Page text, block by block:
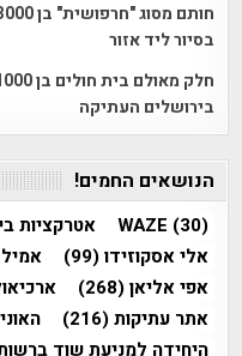
בסיור ליד אזור
בירושלים העתיקה
הנושאים החמים!
WAZE (30) אטרקציות
אלי אסקוזידו(99)
אפי אליאן(268)
אתר עתיקות(216)
היחידה למניעת שוד